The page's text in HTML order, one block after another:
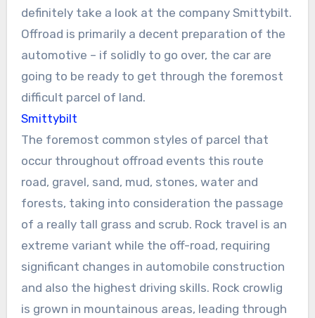
definitely take a look at the company Smittybilt.
Offroad is primarily a decent preparation of the
automotive – if solidly to go over, the car are
going to be ready to get through the foremost
difficult parcel of land.
Smittybilt
The foremost common styles of parcel that
occur throughout offroad events this route
road, gravel, sand, mud, stones, water and
forests, taking into consideration the passage
of a really tall grass and scrub. Rock travel is an
extreme variant while the off-road, requiring
significant changes in automobile construction
and also the highest driving skills. Rock crowlig
is grown in mountainous areas, leading through